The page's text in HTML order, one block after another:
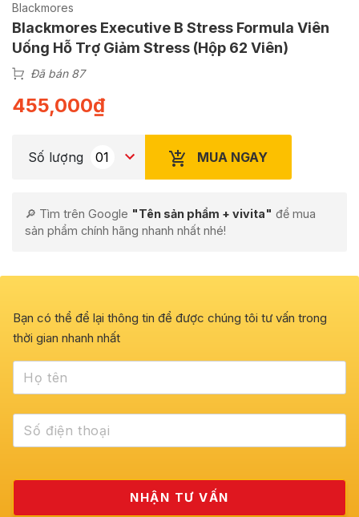
Blackmores
Blackmores Executive B Stress Formula Viên
Uống Hỗ Trợ Giảm Stress (Hộp 62 Viên)
Đã bán 87
455,000₫
Số lượng MUA NGAY
🔎 Tìm trên Google "Tên sản phẩm + vivita" để mua
sản phẩm chính hãng nhanh nhất nhé!
Bạn có thể để lại thông tin để được chúng tôi tư vấn trong
thời gian nhanh nhất